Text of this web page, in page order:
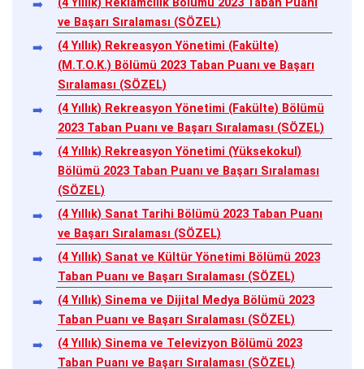
(4 Yıllık) Reklamcılık Bölümü 2023 Taban Puanı
ve Başarı Sıralaması (SÖZEL)
(4 Yıllık) Rekreasyon Yönetimi (Fakülte)
(M.T.O.K.) Bölümü 2023 Taban Puanı ve Başarı
Sıralaması (SÖZEL)
(4 Yıllık) Rekreasyon Yönetimi (Fakülte) Bölümü
2023 Taban Puanı ve Başarı Sıralaması (SÖZEL)
(4 Yıllık) Rekreasyon Yönetimi (Yüksekokul)
Bölümü 2023 Taban Puanı ve Başarı Sıralaması
(SÖZEL)
(4 Yıllık) Sanat Tarihi Bölümü 2023 Taban Puanı
ve Başarı Sıralaması (SÖZEL)
(4 Yıllık) Sanat ve Kültür Yönetimi Bölümü 2023
Taban Puanı ve Başarı Sıralaması (SÖZEL)
(4 Yıllık) Sinema ve Dijital Medya Bölümü 2023
Taban Puanı ve Başarı Sıralaması (SÖZEL)
(4 Yıllık) Sinema ve Televizyon Bölümü 2023
Taban Puanı ve Başarı Sıralaması (SÖZEL)